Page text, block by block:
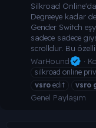
Silkroad
Degreeye kadar
Gender Switch
sadece sadece
scrolldur. Bu
WarHound
silkroad online
vsro edit vsro
Genel Paylaşım